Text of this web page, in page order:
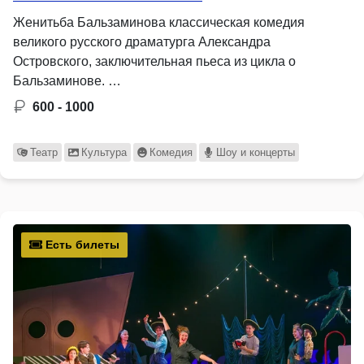
Женитьба Бальзаминова классическая комедия
великого русского драматурга Александра
Островского, заключительная пьеса из цикла о
Бальзаминове. …
600 - 1000
Театр Культура Комедия Шоу и концерты
Есть билеты